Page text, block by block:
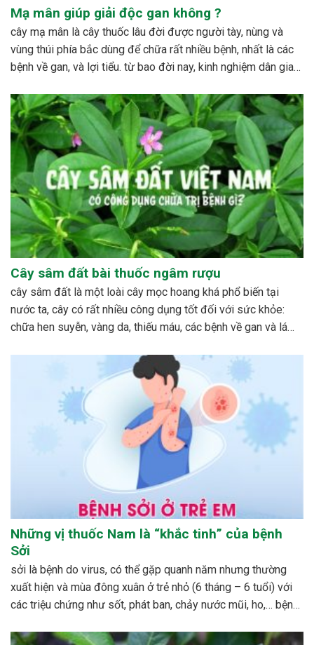
Mạ mân giúp giải độc gan không ?
cây mạ mân là cây thuốc lâu đời được người tày, nùng và
vùng thúi phía bắc dùng để chữa rất nhiều bệnh, nhất là các
bệnh về gan, và lợi tiểu. từ bao đời nay, kinh nghiệm dân gian
Cây sâm đất bài thuốc ngâm rượu
cây sâm đất là một loài cây mọc hoang khá phổ biến tại
nước ta, cây có rất nhiều công dụng tốt đối với sức khỏe:
chữa hen suyễn, vàng da, thiếu máu, các bệnh về gan và lá
Những vị thuốc Nam là “khắc tinh” của bệnh
Sởi
sởi là bệnh do virus, có thể gặp quanh năm nhưng thường
xuất hiện và mùa đông xuân ở trẻ nhỏ (6 tháng – 6 tuổi) với
các triệu chứng như sốt, phát ban, chảy nước mũi, ho,… bệnh